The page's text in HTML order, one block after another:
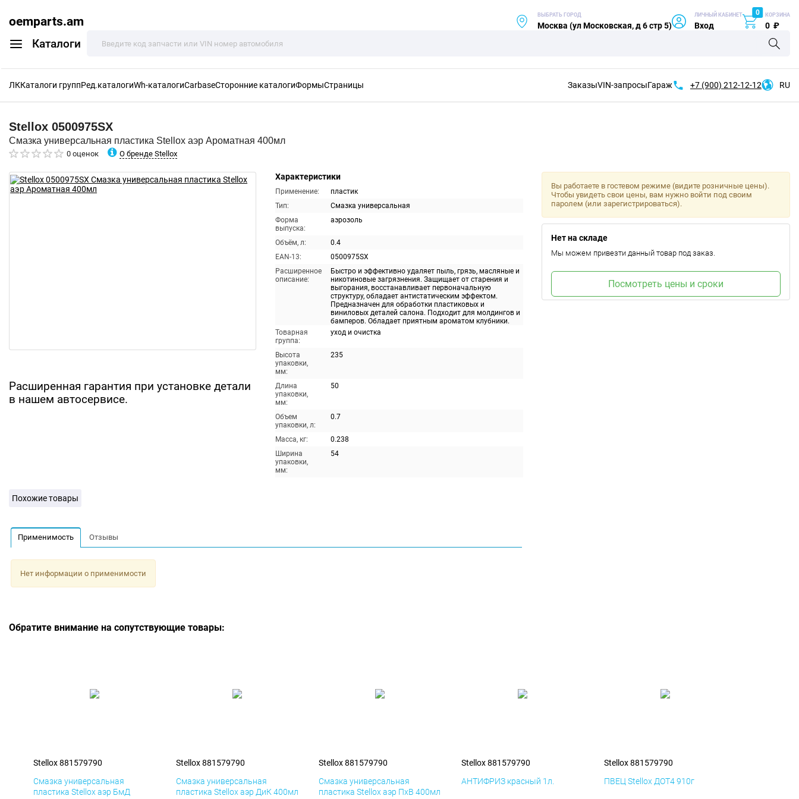
oemparts.am
Каталоги
ВЫБРАТЬ ГОРОД
Москва (ул Московская, д 6 стр 5)
ЛИЧНЫЙ КАБИНЕТ
Вход
0 КОРЗИНА
0 ₽
ЛККаталоги группРед.каталогиWh-каталогиCarbaseСторонние каталогиФормыСтраницы ЗаказыVIN-запросыГараж +7 (900) 212-12-12 RU
Stellox 0500975SX
Смазка универсальная пластика Stellox аэр Ароматная 400мл
0 оценок О бренде Stellox
Расширенная гарантия при установке детали
в нашем автосервисе.
Характеристики
Применение:
пластик
Тип:
Смазка универсальная
Форма
выпуска:
аэрозоль
Объём, л:
0.4
EAN-13:
0500975SX
Расширенное
описание:
Быстро и эффективно удаляет пыль, грязь, масляные и
никотиновые загрязнения. Защищает от старения и
выгорания, восстанавливает первоначальную
структуру, обладает антистатическим эффектом.
Предназначен для обработки пластиковых и
виниловых деталей салона. Подходит для молдингов и
бамперов. Обладает приятным ароматом клубники.
Товарная
группа:
уход и очистка
Высота
упаковки,
мм:
235
Длина
упаковки,
мм:
50
Объем
упаковки, л:
0.7
Масса, кг:
0.238
Ширина
упаковки,
мм:
54
Вы работаете в гостевом режиме (видите розничные цены).
Чтобы увидеть свои цены, вам нужно войти под своим
паролем (или зарегистрироваться).
Нет на складе
Мы можем привезти данный товар под заказ.
Посмотреть цены и сроки
Похожие товары
Применимость Отзывы
Нет информации о применимости
Обратите внимание на сопутствующие товары:
Stellox 881579790
Смазка универсальная
пластика Stellox аэр БмД
Stellox 881579790
Смазка универсальная
пластика Stellox аэр ДиК 400мл
Stellox 881579790
Смазка универсальная
пластика Stellox аэр ПхВ 400мл
Stellox 881579790
АНТИФРИЗ красный 1л.
Stellox 881579790
ПВЕЦ Stellox ДОТ4 910г